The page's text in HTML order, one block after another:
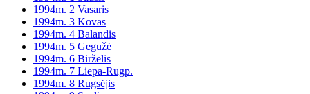
1994m. 2 Vasaris
1994m. 3 Kovas
1994m. 4 Balandis
1994m. 5 Gegužė
1994m. 6 Birželis
1994m. 7 Liepa-Rugp.
1994m. 8 Rugsėjis